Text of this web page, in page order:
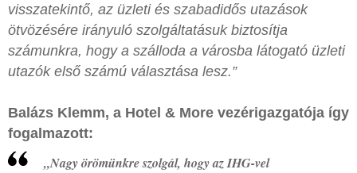
visszatekintő, az üzleti és szabadidős utazások
ötvözésére irányuló szolgáltatásuk biztosítja
számunkra, hogy a szálloda a városba látogató üzleti
utazók első számú választása lesz.”
Balázs Klemm, a Hotel & More vezérigazgatója így
fogalmazott:
„Nagy örömünkre szolgál, hogy az IHG-vel